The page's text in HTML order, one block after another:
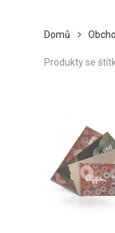
Domů
Produkty se